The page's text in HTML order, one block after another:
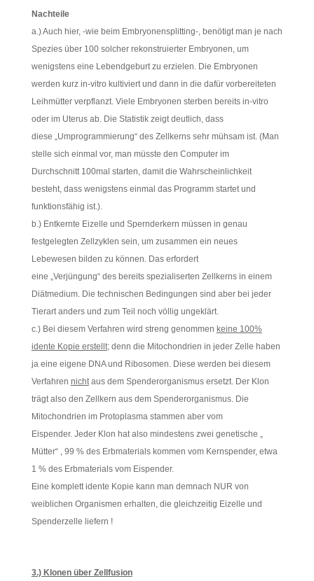
Nachteile
a.) Auch hier, -wie beim Embryonensplitting-, benötigt man je nach
Spezies über 100 solcher rekonstruierter Embryonen, um
wenigstens eine Lebendgeburt zu erzielen. Die Embryonen
werden kurz in-vitro kultiviert und dann in die dafür vorbereiteten
Leihmütter verpflanzt. Viele Embryonen sterben bereits in-vitro
oder im Uterus ab. Die Statistik zeigt deutlich, dass
diese „Umprogrammierung“ des Zellkerns sehr mühsam ist. (Man
stelle sich einmal vor, man müsste den Computer im
Durchschnitt 100mal starten, damit die Wahrscheinlichkeit
besteht, dass wenigstens einmal das Programm startet und
funktionsfähig ist.).
b.) Entkernte Eizelle und Spernderkern müssen in genau
festgelegten Zellzyklen sein, um zusammen ein neues
Lebewesen bilden zu können. Das erfordert
eine „Verjüngung“ des bereits spezialiserten Zellkerns in einem
Diätmedium. Die technischen Bedingungen sind aber bei jeder
Tierart anders und zum Teil noch völlig ungeklärt.
c.) Bei diesem Verfahren wird streng genommen keine 100%
idente Kopie erstellt; denn die Mitochondrien in jeder Zelle haben
ja eine eigene DNA und Ribosomen. Diese werden bei diesem
Verfahren nichtaus dem Spenderorganismus ersetzt. Der Klon
trägt also den Zellkern aus dem Spenderorganismus. Die
Mitochondrien im Protoplasma stammen aber vom
Eispender. Jeder Klon hat also mindestens zwei genetische „
Mütter“ , 99 % des Erbmaterials kommen vom Kernspender, etwa
1 % des Erbmaterials vom Eispender.
Eine komplett idente Kopie kann man demnach NUR von
weiblichen Organismen erhalten, die gleichzeitig Eizelle und
Spenderzelle liefern !
3.) Klonen über Zellfusion